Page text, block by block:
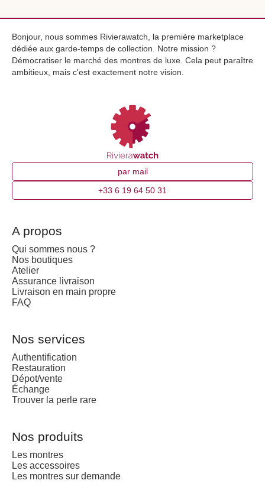
Bonjour, nous sommes Rivierawatch, la première marketplace
dédiée aux garde-temps de collection. Notre mission ?
Démocratiser le marché des montres de luxe. Cela peut paraître
ambitieux, mais c'est exactement notre vision.
par mail
+33 6 19 64 50 31
A propos
Qui sommes nous ?
Nos boutiques
Atelier
Assurance livraison
Livraison en main propre
FAQ
Nos services
Authentification
Restauration
Dépot/vente
Échange
Trouver la perle rare
Nos produits
Les montres
Les accessoires
Les montres sur demande